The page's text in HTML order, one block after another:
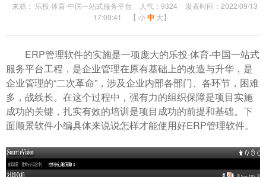
来源： 乐投·体育-中国一站式服务平台 人气：9324
发表时间：2022/09/13
17:09:41
【 小 中 大】
ERP管理软件的实施是一项庞大的乐投·体育-中国一站式
服务平台工程，是企业管理在原有基础上的改造与升华，是
企业管理的“二次革命”，涉及企业内部各部门、各环节，困难
多，战线长。在这个过程中，强有力的组织保障是项目实施
成功的关键，扎实有效的培训是项目成功的前提和基础。下
面顺景软件小编具体来说说怎样才能使用好ERP管理软件。